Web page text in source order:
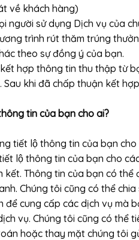
về khách hàng)
người sử dụng Dịch vụ của
trình rút thăm trúng
theo sự đồng ý của bạn.
hợp thông tin thu thập từ
Sau khi đã chấp thuận kết
tin của bạn cho ai?
tiết lộ thông tin của bạn
lộ thông tin của bạn cho
kết. Thông tin của bạn có
Chúng tôi cũng có thể
để cung cấp các dịch vụ mà
vụ. Chúng tôi cũng có
hoặc thay mặt chúng tôi